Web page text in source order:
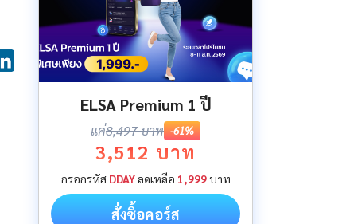
ELSA Premium 1 ปี
แค่8,497 บาท -61%
3,512 บาท
กรอกรหัส DDAYลดเหลือ 1,999บาท
สั่งซื้อคอร์ส